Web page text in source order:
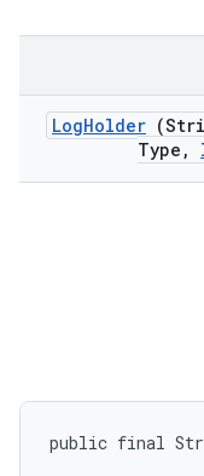
LogHolder
Type ,
public final